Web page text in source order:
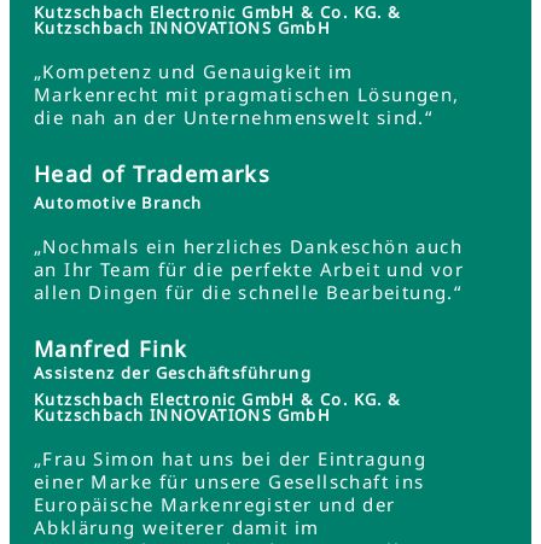
Kutzschbach Electronic GmbH & Co. KG. &
Kutzschbach INNOVATIONS GmbH
„Kompetenz und Genauigkeit im
Markenrecht mit pragmatischen Lösungen,
die nah an der Unternehmenswelt sind.“
Head of Trademarks
Automotive Branch
„Nochmals ein herzliches Dankeschön auch
an Ihr Team für die perfekte Arbeit und vor
allen Dingen für die schnelle Bearbeitung.“
Manfred Fink
Assistenz der Geschäftsführung
Kutzschbach Electronic GmbH & Co. KG. &
Kutzschbach INNOVATIONS GmbH
„Frau Simon hat uns bei der Eintragung
einer Marke für unsere Gesellschaft ins
Europäische Markenregister und der
Abklärung weiterer damit im